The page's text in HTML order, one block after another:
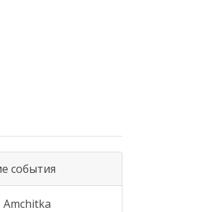
события
Amchitka